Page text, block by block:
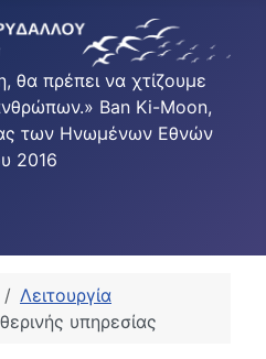
θα πρέπει να χτίζουμε
Ban Ki-Moon,
των Ηνωμένων Εθνών
2016
Λειτουργία
υπηρεσίας